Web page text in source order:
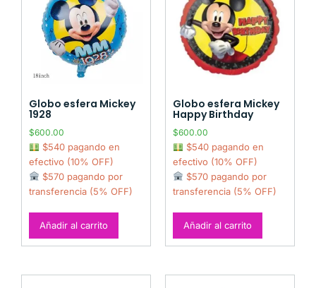
Globo esfera Mickey
1928
$600.00
$540 pagando en
efectivo (10% OFF)
$570 pagando por
transferencia (5% OFF)
Añadir al carrito
Globo esfera Mickey
Happy Birthday
$600.00
$540 pagando en
efectivo (10% OFF)
$570 pagando por
transferencia (5% OFF)
Añadir al carrito